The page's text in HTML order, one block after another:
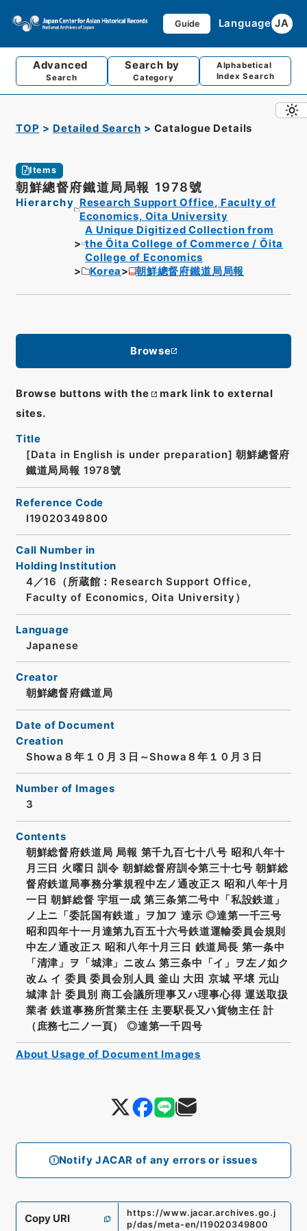
Guide Language JA
Advanced
Search
Search by
Category
Alphabetical
Index Search
TOP Detailed Search Catalogue Details
Items
朝鮮總督府鐵道局局報 1978號
Hierarchy Research Support Office, Faculty of
Economics, Oita University
A Unique Digitized Collection from
the Ōita College of Commerce / Ōita
College of Economics
Korea
朝鮮總督府鐵道局局報
Browse
Browse buttons with the
mark link to external
sites.
Notify JACAR of any errors or issues
Title
[Data in English is under preparation] 朝鮮總督府
鐵道局局報 1978號
Reference Code
I19020349800
Call Number in
Holding Institution
4／16（所蔵館：Research Support Office,
Faculty of Economics, Oita University）
Language
Japanese
Creator
朝鮮總督府鐡道局
Date of Document
Creation
Showa８年１０月３日～Showa８年１０月３日
Number of Images
3
Contents
朝鮮総督府鉄道局 局報 第千九百七十八号 昭和八年十
月三日 火曜日 訓令 朝鮮総督府訓令第三十七号 朝鮮総
督府鉄道局事務分掌規程中左ノ通改正ス 昭和八年十月
一日 朝鮮総督 宇垣一成 第三条第二号中「私設鉄道」
ノ上ニ「委託国有鉄道」ヲ加フ 達示 ◎達第一千三号
昭和四年十一月達第九百五十六号鉄道運輸委員会規則
中左ノ通改正ス 昭和八年十月三日 鉄道局長 第一条中
「清津」ヲ「城津」ニ改ム 第三条中「イ」ヲ左ノ如ク
改ム イ 委員 委員会別人員 釜山 大田 京城 平壌 元山
城津 計 委員別 商工会議所理事又ハ理事心得 運送取扱
業者 鉄道事務所営業主任 主要駅長又ハ貨物主任 計
（庶務七二ノ一頁） ◎達第一千四号
Copy URI
https://www.jacar.archives.go.j
p/das/meta-en/I19020349800
About Usage of Document Images